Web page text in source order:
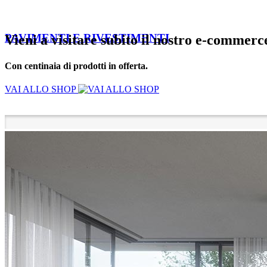
PAVIMENTI E RIVESTIMENTI
Vieni a visitare subito il nostro e-
Con centinaia di prodotti in offerta.
VAI ALLO SHOP